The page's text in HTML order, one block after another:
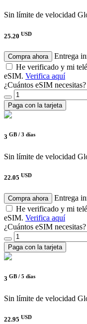
Sin límite de velocidad
25.20 USD
Compra ahora
Entrega
He verificado y mi
eSIM. Verifica aquí
¿Cuántos eSIM necesitas?
Paga con la tarjeta
3 GB / 3 días
Sin límite de velocidad
22.05 USD
Compra ahora
Entrega
He verificado y mi
eSIM. Verifica aquí
¿Cuántos eSIM necesitas?
Paga con la tarjeta
3 GB / 5 días
Sin límite de velocidad
22.95 USD